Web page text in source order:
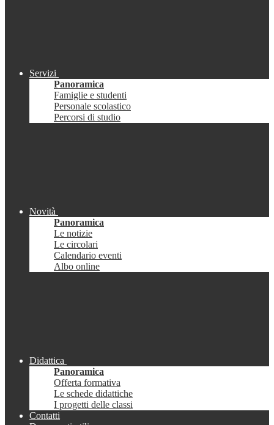
Servizi
Panoramica
Famiglie e studenti
Personale scolastico
Percorsi di studio
Novità
Panoramica
Le notizie
Le circolari
Calendario eventi
Albo online
Didattica
Panoramica
Offerta formativa
Le schede didattiche
I progetti delle classi
Contatti